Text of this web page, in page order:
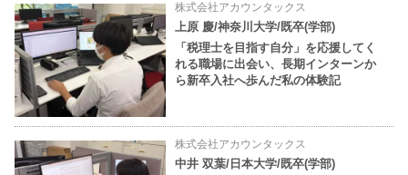
株式会社アカウンタックス
上原 慶/神奈川大学/既卒(学部)
「税理士を目指す自分」を応援してく
れる職場に出会い、長期インターンか
ら新卒入社へ歩んだ私の体験記
株式会社アカウンタックス
中井 双葉/日本大学/既卒(学部)